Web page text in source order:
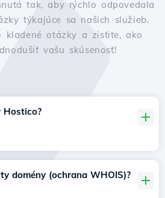
tak, aby rýchlo odpovedala
týkajúce sa našich služieb.
kladené otázky a zistite, ako
vašu skúsenosť!
Hostico?
domény (ochrana WHOIS)?